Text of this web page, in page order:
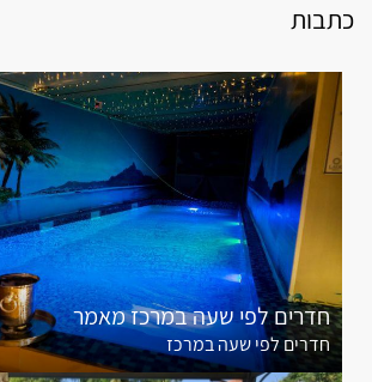
בורגתה
קרית אתא
קרית מוצקין
בית עריף
חולון
יבנאל
כתבות
חדרים לפי שעה במרכז מאמר
חדרים לפי שעה במרכז